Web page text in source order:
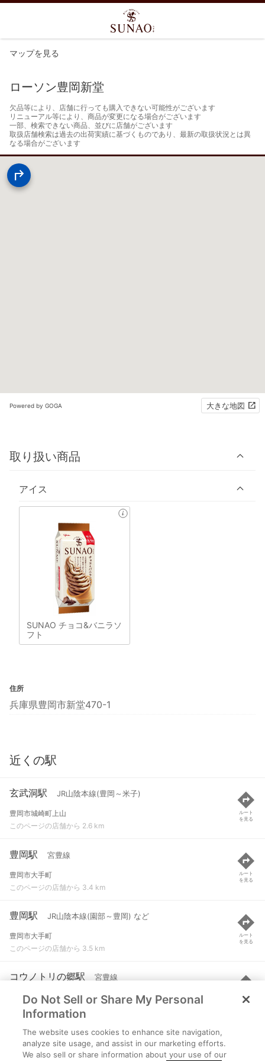
マップを見る
ローソン豊岡新堂
欠品等により、店舗に行っても購入できない可能性がございます
リニューアル等により、商品が変更になる場合がございます
一部、検索できない商品、並びに店舗がございます
取扱店舗検索は過去の出荷実績に基づくものであり、最新の取扱状況とは異
なる場合がございます
Powered by GOGA 大きな地図
取り扱い商品
アイス
SUNAO チョコ&バニラソ
フト
住所
兵庫県豊岡市新堂470-1
近くの駅
玄武洞駅 JR山陰本線(豊岡～米子)
豊岡市城崎町上山
このページの店舗から 2.6 km
ルート
を見る
豊岡駅 宮豊線
豊岡市大手町
このページの店舗から 3.4 km
ルート
を見る
豊岡駅 JR山陰本線(園部～豊岡) など
豊岡市大手町
このページの店舗から 3.5 km
ルート
を見る
コウノトリの郷駅 宮豊線
豊岡市日撫
このページの店舗から 4.6 km
ルート
を見る
城崎温泉駅 JR山陰本線(豊岡～米子)
豊岡市城崎町今津稗田
Do Not Sell or Share My Personal
Information
The website uses cookies to enhance site navigation,
analyze site usage, and assist in our marketing efforts.
We also sell or share information about your use of our